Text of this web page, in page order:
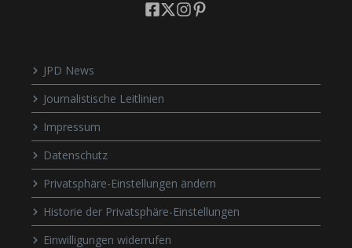
JPD News
Journalistische Leitlinien
Impressum
Datenschutz
Privatsphäre-Einstellungen ändern
Historie der Privatsphäre-Einstellungen
Einwilligungen widerrufen